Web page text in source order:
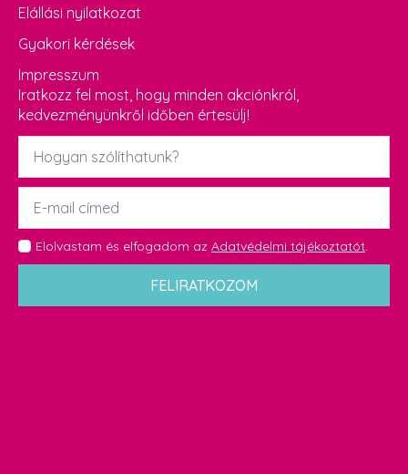
Elállási nyilatkozat
Gyakori kérdések
Impresszum
Iratkozz fel most, hogy minden akciónkról,
kedvezményünkről időben értesülj!
Név
Email
GDPR
*
Elolvastam és elfogadom az Adatvédelmi tájékoztatót.
FELIRATKOZOM